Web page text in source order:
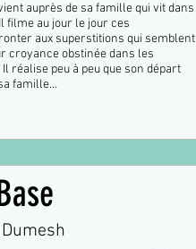
auprès de sa famille qui vit dans
filme au jour le jour ces
aux superstitions qui semblent
croyance obstinée dans les
réalise peu à peu que son départ
famille…